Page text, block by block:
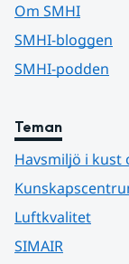
Om SMHI
SMHI-bloggen
SMHI-podden
Teman
Havsmiljö i kust
Luftkvalitet
SIMAIR